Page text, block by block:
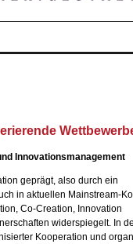
Innovationsmanagement
geprägt, also durch ein
in aktuellen Mainstream-
Co-Creation, Innovation
widerspiegelt. In
Kooperation und